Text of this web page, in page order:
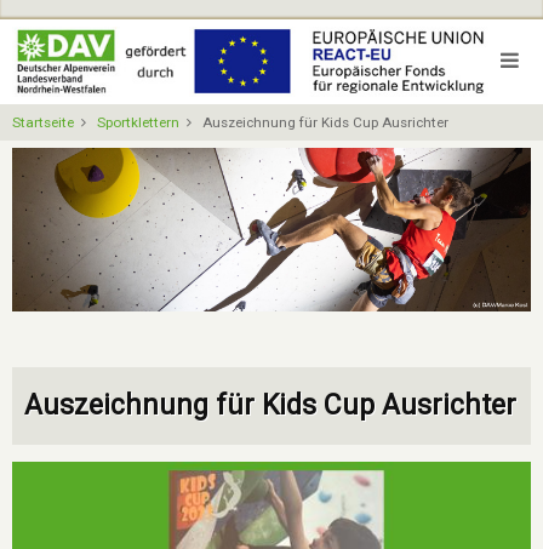
Direkt
zum
Inhalt
Startseite Sportklettern Auszeichnung für Kids Cup Ausrichter
Auszeichnung für Kids Cup Ausrichter